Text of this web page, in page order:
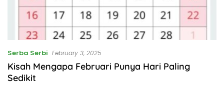
Serba Serbi February 3, 2025
Kisah Mengapa Februari Punya Hari Paling
Sedikit